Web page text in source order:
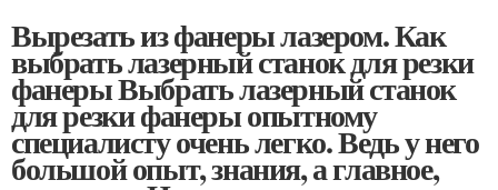
Вырезать из фанеры лазером. Как
выбрать лазерный станок для резки
фанеры Выбрать лазерный станок
для резки фанеры опытному
специалисту очень легко. Ведь у него
большой опыт, знания, а главное,